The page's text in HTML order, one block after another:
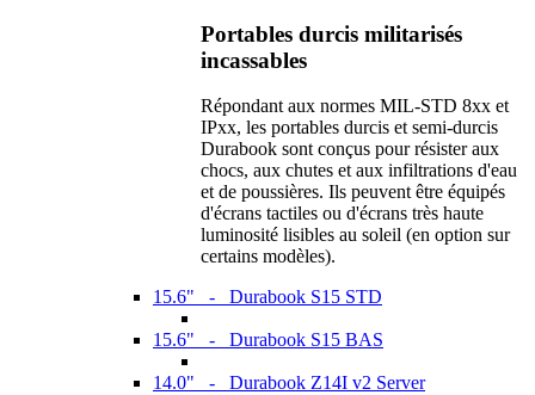
Portables durcis militarisés
incassables
Répondant aux normes MIL-STD 8xx et
IPxx, les portables durcis et semi-durcis
Durabook sont conçus pour résister aux
chocs, aux chutes et aux infiltrations d'eau
et de poussières. Ils peuvent être équipés
d'écrans tactiles ou d'écrans très haute
luminosité lisibles au soleil (en option sur
certains modèles).
15.6" - Durabook S15 STD
15.6" - Durabook S15 BAS
14.0" - Durabook Z14I v2 Server